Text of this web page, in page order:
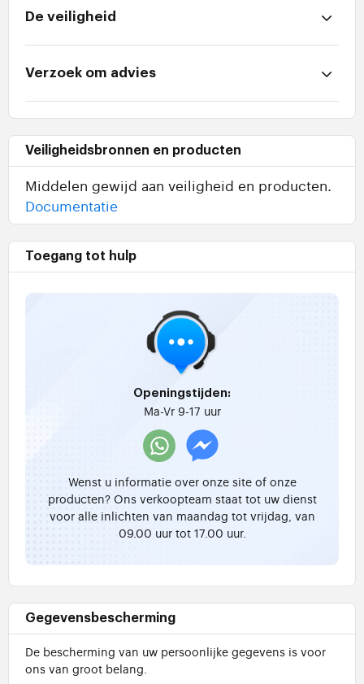
De veiligheid
Verzoek om advies
Veiligheidsbronnen en producten
Middelen gewijd aan veiligheid en producten.
Documentatie
Toegang tot hulp
Openingstijden:
Ma-Vr 9-17 uur
Wenst u informatie over onze site of onze
producten? Ons verkoopteam staat tot uw dienst
voor alle inlichten van maandag tot vrijdag, van
09.00 uur tot 17.00 uur.
Gegevensbescherming
De bescherming van uw persoonlijke gegevens is voor
ons van groot belang.